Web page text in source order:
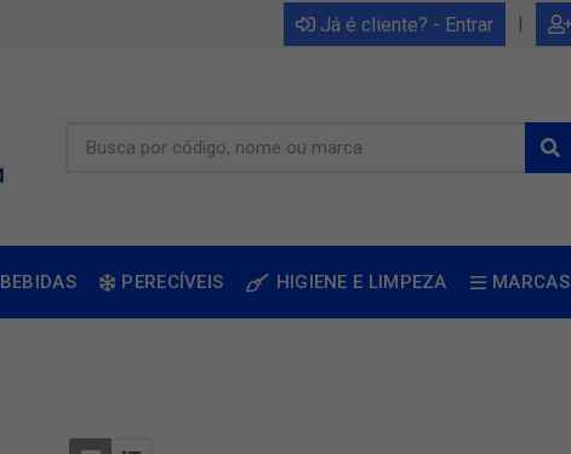
Já é cliente? - Entrar |
BEBIDAS PERECÍVEIS HIGIENE E LIMPEZA MARCAS